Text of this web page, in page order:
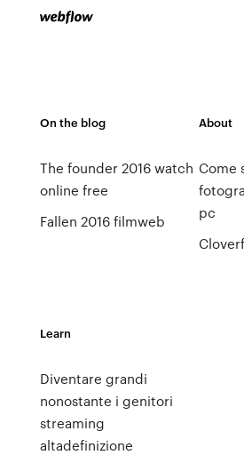
On the blog
The founder 2016 watch
online free
Fallen 2016 filmweb
About
Come
pc
Learn
Diventare grandi
nonostante i genitori
streaming
altadefinizione